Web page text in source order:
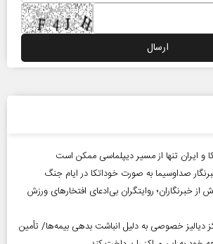
و ایران تنها از مسیر دیپلماسی ممکن است
از خبرنگاران؛ روایتگران بی‌ادعای افتخارهای ورزش
دیالیز خصوصی به دلیل انباشت بدهی بیمه‌ها/ تأمین